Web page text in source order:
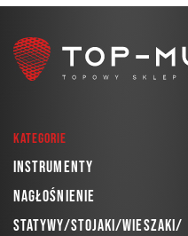
Kategorie
Instrumenty
Nagłośnienie
Statywy/Stojaki/Wieszaki/